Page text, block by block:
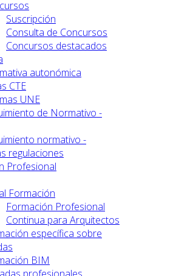
Suscripción
Consulta de Concursos
Concursos destacados
autonómica
CTE
UNE
de Normativo -
normativo -
regulaciones
Profesional
Formación
Formación Profesional
Continua para Arquitectos
específica sobre
BIM